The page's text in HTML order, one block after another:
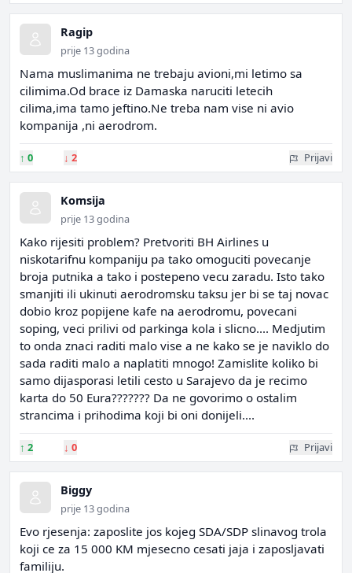
Ragip
prije 13 godina
Nama muslimanima ne trebaju avioni,mi letimo sa
cilimima.Od brace iz Damaska naruciti letecih
cilima,ima tamo jeftino.Ne treba nam vise ni avio
kompanija ,ni aerodrom.
↑ 0 ↓ 2 Prijavi
Komsija
prije 13 godina
Kako rijesiti problem? Pretvoriti BH Airlines u
niskotarifnu kompaniju pa tako omoguciti povecanje
broja putnika a tako i postepeno vecu zaradu. Isto tako
smanjiti ili ukinuti aerodromsku taksu jer bi se taj novac
dobio kroz popijene kafe na aerodromu, povecani
soping, veci prilivi od parkinga kola i slicno.... Medjutim
to onda znaci raditi malo vise a ne kako se je naviklo do
sada raditi malo a naplatiti mnogo! Zamislite koliko bi
samo dijasporasi letili cesto u Sarajevo da je recimo
karta do 50 Eura??????? Da ne govorimo o ostalim
strancima i prihodima koji bi oni donijeli....
↑ 2 ↓ 0 Prijavi
Biggy
prije 13 godina
Evo rjesenja: zaposlite jos kojeg SDA/SDP slinavog trola
koji ce za 15 000 KM mjesecno cesati jaja i zaposljavati
familiju.